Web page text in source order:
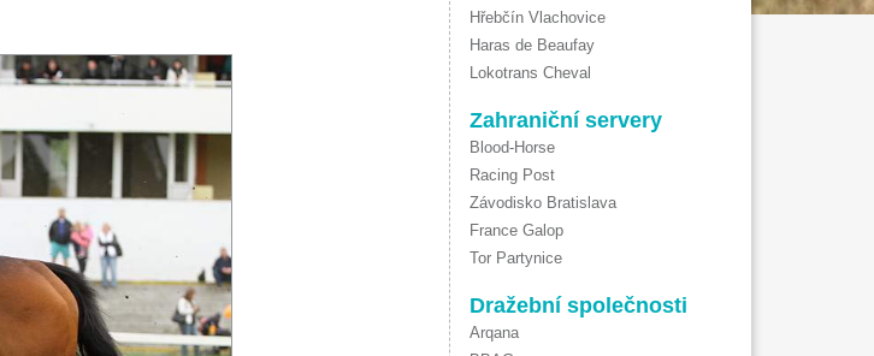
Hřebčín Vlachovice
Haras de Beaufay
Lokotrans Cheval
Zahraniční servery
Blood-Horse
Racing Post
Závodisko Bratislava
France Galop
Tor Partynice
Dražební společnosti
Arqana